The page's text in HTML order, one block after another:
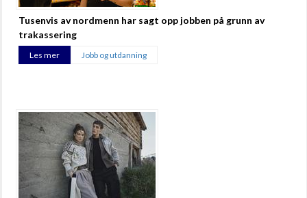
Tusenvis av nordmenn har sagt opp jobben på grunn av
trakassering
Les mer Jobb og utdanning